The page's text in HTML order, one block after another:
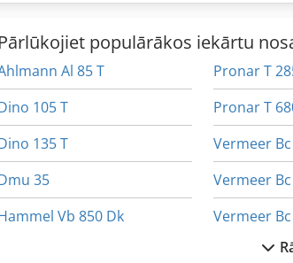
minimālu virsmas bojājumu.
Pārlūkojiet populārākos iekārtu
Al 85 T
105 T
135 T
35
Vb 850 Dk
Pronar T
Pronar T
Vermeer Bc
Vermeer Bc
Vermeer Bc
Vermeer